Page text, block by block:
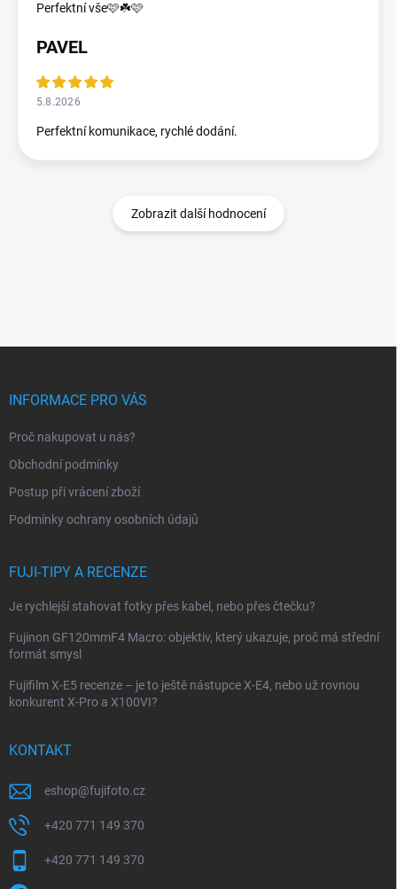
Perfektní vše🩷☘️🩷
PAVEL
5.8.2026
Perfektní komunikace, rychlé dodání.
Zobrazit další hodnocení
INFORMACE PRO VÁS
Proč nakupovat u nás?
Obchodní podmínky
Postup při vrácení zboží
Podmínky ochrany osobních údajů
FUJI-TIPY A RECENZE
Je rychlejší stahovat fotky přes kabel, nebo přes čtečku?
Fujinon GF120mmF4 Macro: objektiv, který ukazuje, proč má střední
formát smysl
Fujifilm X-E5 recenze – je to ještě nástupce X-E4, nebo už rovnou
konkurent X-Pro a X100VI?
KONTAKT
eshop@fujifoto.cz
+420 771 149 370
+420 771 149 370